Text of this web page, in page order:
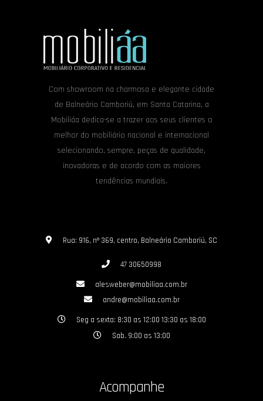
Com showroom na charmosa e elegante cidade
de Balneário Camboriú, em Santa Catarina, a
Mobiliáa dedica-se a trazer aos seus clientes o
melhor do mobiliário nacional e internacional
selecionando, sempre, peças de qualidade,
inovadoras e de acordo com as maiores
tendências mundiais.
Rua: 916, nº 369, centro, Balneário Camboriú, SC
47 30650998
alesweber@mobiliaa.com.br
andre@mobiliaa.com.br
Seg a sexta: 8:30 as 12:00 13:30 as 18:00
Sab. 9:00 as 13:00
Acompanhe